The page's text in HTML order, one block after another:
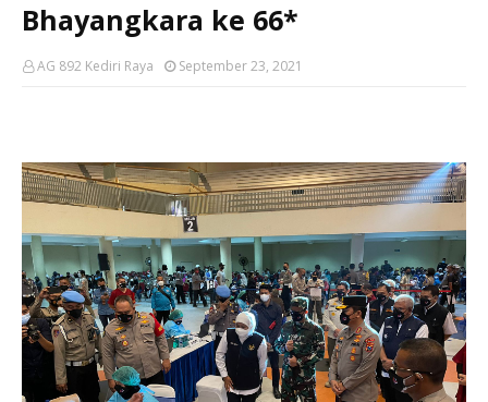
Bhayangkara ke 66*
AG 892 Kediri Raya September 23, 2021